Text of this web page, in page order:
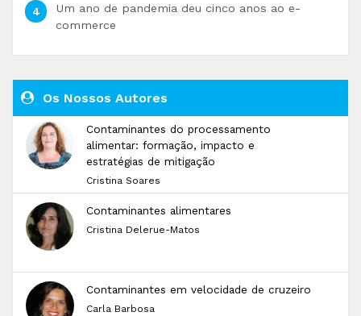
Um ano de pandemia deu cinco anos ao e-
commerce
Os Nossos Autores
Contaminantes do processamento
alimentar: formação, impacto e
estratégias de mitigação
Cristina Soares
Contaminantes alimentares
Cristina Delerue-Matos
Contaminantes em velocidade de cruzeiro
Carla Barbosa